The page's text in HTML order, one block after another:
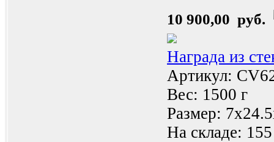
10 900,00 руб.
Награда из
Артикул:
Вес: 1500 г
Размер:
На складе: